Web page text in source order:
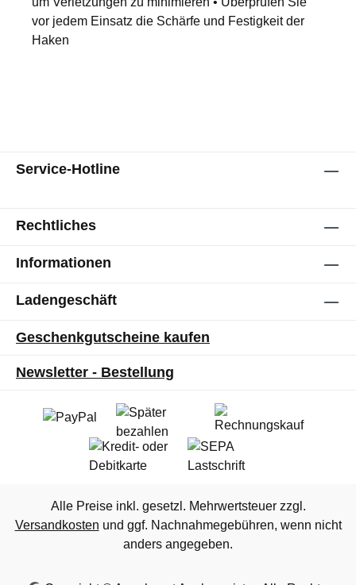
vor jedem Einsatz die Schärfe und Festigkeit der
Haken
Service-Hotline
Rechtliches
Informationen
Ladengeschäft
Geschenkgutscheine kaufen
Newsletter - Bestellung
Alle Preise inkl. gesetzl. Mehrwertsteuer zzgl.
Versandkosten und ggf. Nachnahmegebühren, wenn nicht
anders angegeben.